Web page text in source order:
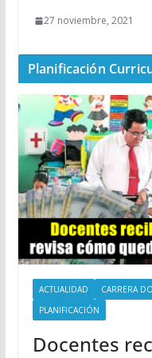
27 noviembre, 2021
Planificación
ACTUALIDAD CARRERA
PLANIFICACIÓN
Docentes